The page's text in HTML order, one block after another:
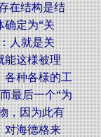
在结构是结
确定为“关
人就是关
能这様被理
各种各様的工
最后一个“为
，因为此有
对海德格来